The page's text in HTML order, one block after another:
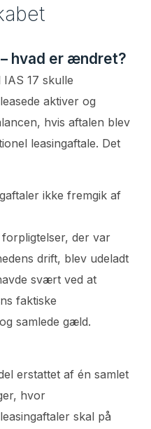
– hvad er ændret?
IAS 17 skulle
aktiver og
hvis aftalen blev
leasingaftale. Det
ikke fremgik af
der var
drift, blev udeladt
svært ved at
faktiske
samlede gæld.
erstattet af én samlet
hvor
skal på